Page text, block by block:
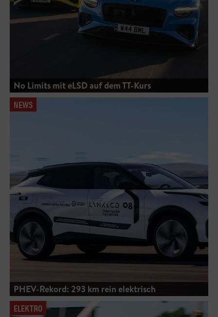
No Limits mit eLSD auf dem TT-Kurs
NEWS
PHEV-Rekord: 293 km rein elektrisch
ELEKTRO